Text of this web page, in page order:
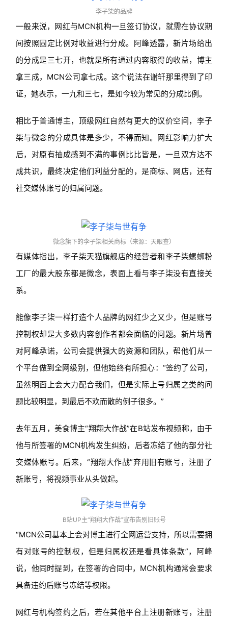
李子柒的品牌
一般来说，网红与MCN机构一旦签订协议，就需在协议期
间按照固定比例对收益进行分成。阿峰透露，新片场给出
的分成是三七开，也就是所有通过内容取得的收益，博主
拿三成，MCN公司拿七成。这个说法在谢轩那里得到了印
证，她表示，一九和三七，是如今较为常见的分成比例。
相比于普通博主，顶级网红自然有更大的议价空间，李子
柒与微念的分成具体是多少，不得而知。网红影响力扩大
后，对原有抽成感到不满的事例比比皆是，一旦双方达不
成共识，最终决定他们利益分配的，是商标、网店，还有
社交媒体账号的归属问题。
微念旗下的李子柒相关商标（来源：天眼查）
有媒体指出，李子柒天猫旗舰店的经营者和李子柒螺蛳粉
工厂的最大股东都是微念，表面上看与李子柒没有直接关
系。
能像李子柒一样打造个人品牌的网红少之又少，但是账号
控制权却是大多数内容创作者都会面临的问题。新片场曾
对阿峰承诺，公司会提供强大的资源和团队，帮他们从一
个平台做到全网级别，但他始终有所担心：“签约了公司，
虽然明面上会大力配合我们，但是实际上号归属之类的问
题比较明显，到最后不欢而散的例子很多。”
去年五月，美食博主“翔翔大作战”在B站发布视频称，由于
他与所签署的MCN机构发生纠纷，后者冻结了他的部分社
交媒体账号。后来，“翔翔大作战”弃用旧有账号，注册了
新账号，将视频事业从头做起。
B站UP主“翔翔大作战”宣布告别旧账号
“MCN公司基本上会对博主进行全网运营支持，所以需要拥
有对账号的控制权，但是归属权还是看具体条款”，阿峰
说，他同时提到，在签署的合同中，MCN机构通常会要求
具备违约后账号冻结等权限。
网红与机构签约之后，若在其他平台上注册新账号，注册